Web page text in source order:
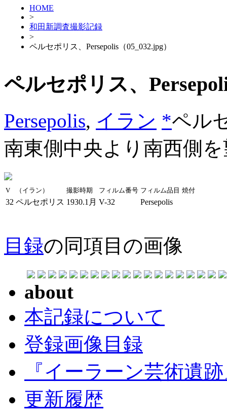
HOME
>
和田新調査撮影記録
>
ペルセポリス、Persepolis（05_032.jpg）
ペルセポリス、
Persepolis, イラン *ペル
南東側中央より南西側
V （イラン） 撮影時期 フィルム番号 フィルム品目 焼付
32 ペルセポリス 1930.1月 V-32 Persepolis
目録の同項目の画像
about
本記録について
登録画像目録
『イーラーン芸術遺
更新履歴